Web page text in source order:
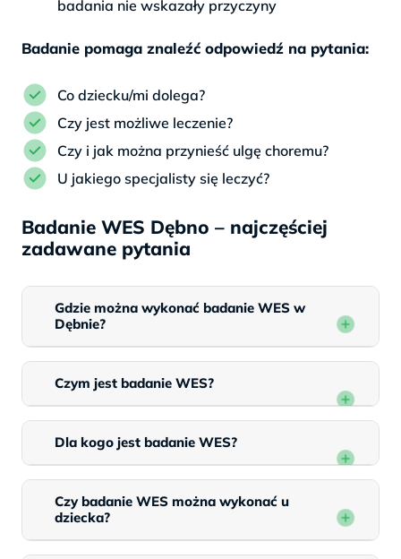
badania nie wskazały przyczyny
Badanie pomaga znaleźć odpowiedź na pytania:
Co dziecku/mi dolega?
Czy jest możliwe leczenie?
Czy i jak można przynieść ulgę choremu?
U jakiego specjalisty się leczyć?
Badanie WES Dębno – najczęściej
zadawane pytania
Gdzie można wykonać badanie WES w
Dębnie?
Czym jest badanie WES?
Dla kogo jest badanie WES?
Czy badanie WES można wykonać u
dziecka?